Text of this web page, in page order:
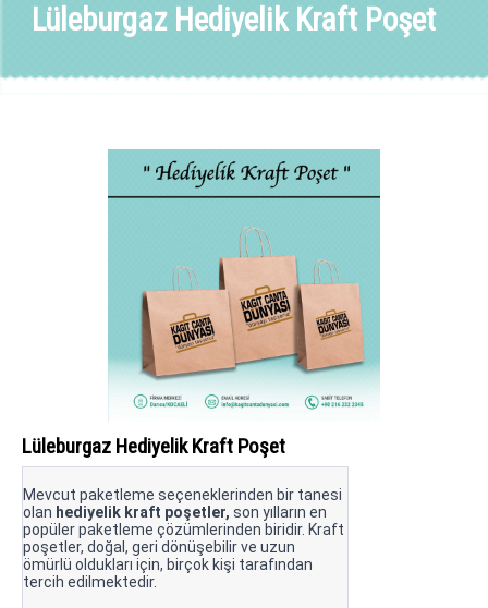
Lüleburgaz Hediyelik Kraft Poşet
Lüleburgaz Hediyelik Kraft Poşet
Mevcut paketleme seçeneklerinden bir tanesi
olan hediyelik kraft poşetler, son yılların en
popüler paketleme çözümlerinden biridir. Kraft
poşetler, doğal, geri dönüşebilir ve uzun
ömürlü oldukları için, birçok kişi tarafından
tercih edilmektedir.